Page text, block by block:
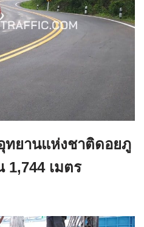
ทยานแห่งชาติดอยภู
1,744 เมตร